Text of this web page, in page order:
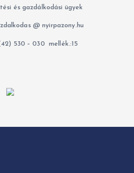
és gazdálkodási ügyek
@ nyirpazony.hu
530 – 030 mellék.:15